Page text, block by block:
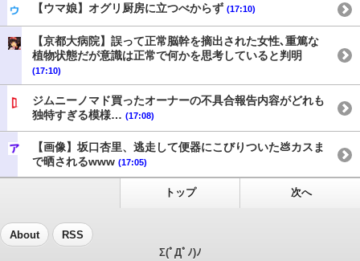
【ウマ娘】オグリ厨房に立つべからず (17:10)
【京都大病院】誤って正常脳幹を摘出された女性､重篤な
植物状態だが意識は正常で何かを思考していると判明
(17:10)
ジムニーノマド買ったオーナーの不具合報告内容がどれも
独特すぎる模様… (17:08)
【画像】坂口杏里、逃走して便器にこびりついた💩カスま
で晒されるwww (17:05)
トップ 次へ
About RSS
Σ(ﾟДﾟﾉ)ﾉ